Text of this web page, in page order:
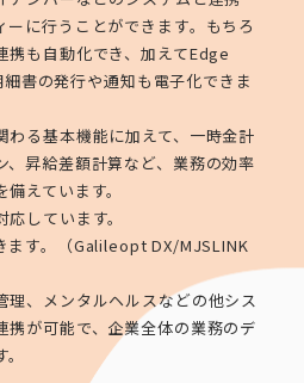
ーに行うことができます。もちろ
携も自動化でき、加えてEdge
書の発行や通知も電子化できま
わる基本機能に加えて、一時金計
、昇給差額計算など、業務の効率
えています。
しています。
ます。（Galileopt DX/MJSLINK
理、メンタルヘルスなどの他シス
携が可能で、企業全体の業務のデ